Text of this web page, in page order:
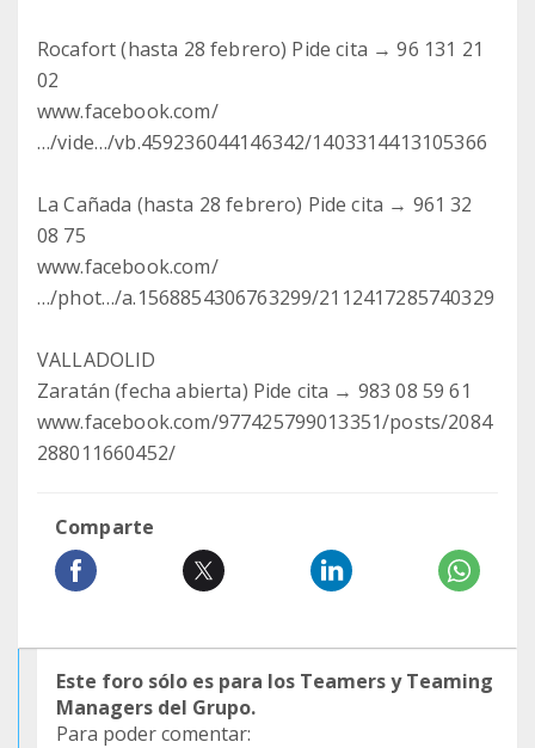
Rocafort (hasta 28 febrero) Pide cita → 96 131 21
02
www.facebook.com/
…/vide…/vb.459236044146342/1403314413105366
La Cañada (hasta 28 febrero) Pide cita → 961 32
08 75
www.facebook.com/
…/phot…/a.1568854306763299/2112417285740329
VALLADOLID
Zaratán (fecha abierta) Pide cita → 983 08 59 61
www.facebook.com/977425799013351/posts/2084
288011660452/
Comparte
Este foro sólo es para los Teamers y Teaming
Managers del Grupo.
Para poder comentar: